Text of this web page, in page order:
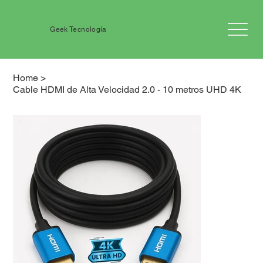
Geek Tecnología
Home >
Cable HDMI de Alta Velocidad 2.0 - 10 metros UHD 4K